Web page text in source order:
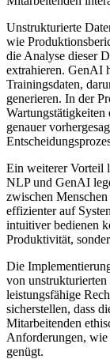
Unstrukturierte
wie
die Analyse dieser
extrahieren. GenAI
Trainingsdaten,
generieren. In der
Wartungstätigkeiten
genauer
Ein weiterer Vorteil
NLP und GenAI
zwischen
effizienter auf
intuitiver bedienen
Produktivität,
Die
von
leistungsfähige
sicherstellen, dass
Mitarbeitenden
Anforderungen, wie
genügt.